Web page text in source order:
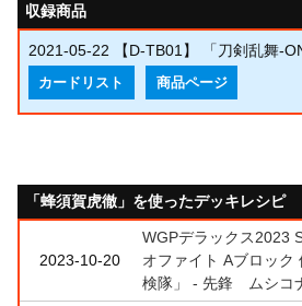
収録商品
2021-05-22 【D-TB01】 「刀剣乱舞-
カードリスト 商品ページ
「蜂須賀虎徹」を使ったデッキレシピ
2023-10-20
WGPデラックス2023
オファイト Aブロッ
検隊」 - 先鋒 ムシコ